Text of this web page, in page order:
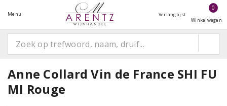
Menu Verlanglijst
0
Winkelwagen
Anne Collard Vin de France SHI FU
MI Rouge